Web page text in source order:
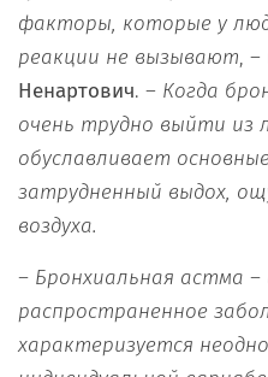
факторы, которые у
реакции не вызывают, –
Ненартович. – Когда
очень трудно выйти из
обуславливает
затрудненный выдох,
воздуха.
– Бронхиальная астма
распространенное
характеризуется